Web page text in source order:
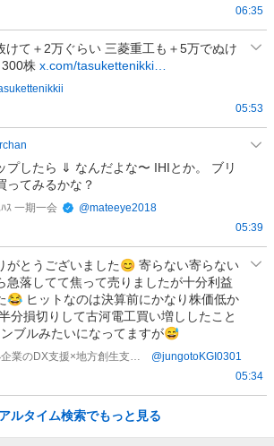
06:35
けて＋2万ぐらい 三菱重工も＋5万でぬけ
株 x.com/tasukettenikki…
05:53
プしたら ⇓ なんだよな〜 IHIとか。 ブリ
ってみるかな？
ｽ 一期一会 @mateeye2018
05:39
がとうございました😊 寄らない寄らない
急落してて焦って売りましたが十分利益
😂 ヒットなのは決算前にかなり株価低か
分損切りして古河電工買い増ししたこと
ブルみたいになってますが😅
@jungotoKGI0301
05:34
ルタイム検索でもっと見る